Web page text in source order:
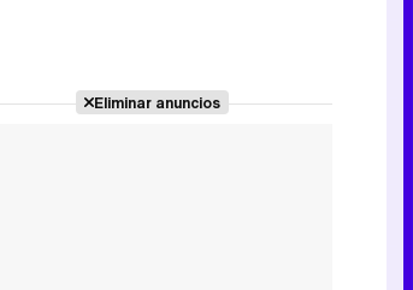
Eliminar anuncios